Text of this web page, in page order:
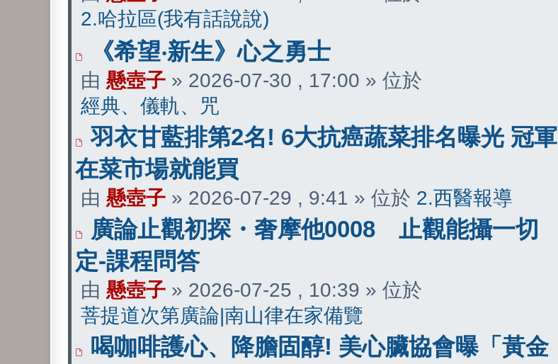
2.哈拉區(我有話說說)
《希望‧新生》心之勇士
由 懸壺子 » 2026-07-30 , 17:00 » 位於
經典、儀軌、咒
羽衣甘藍排第2名! 6大抗癌蔬菜排名曝光 冠軍
在菜市場就能買
由 懸壺子 » 2026-07-29 , 9:41 » 位於 2.西醫報導
廣論止觀初探・奢摩他0008 止觀能攝一切
定-課程問答
由 懸壺子 » 2026-07-25 , 10:39 » 位於
菩提道次第廣論|南山律在家備覽
喝咖啡護心、降膽固醇! 美心臟協會曝「黃金